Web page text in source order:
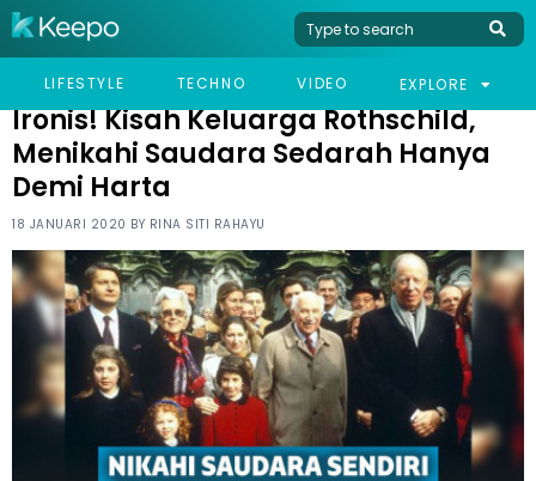
LIFESTYLE TECHNO VIDEO EXPLORE
HOME VIRAL
IRONIS! KISAH KELUARGA ROTHSCHILD, MENIKAHI SAUDARA
Ironis! Kisah Keluarga Rothschild,
Menikahi Saudara Sedarah Hanya
Demi Harta
18 JANUARI 2020 BY RINA SITI RAHAYU